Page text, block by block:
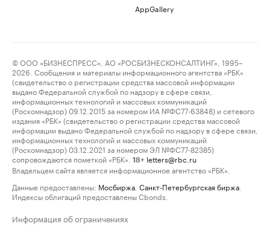
AppGallery
© ООО «БИЗНЕСПРЕСС», АО «РОСБИЗНЕСКОНСАЛТИНГ», 1995–
2026. Сообщения и материалы информационного агентства «РБК»
(свидетельство о регистрации средства массовой информации
выдано Федеральной службой по надзору в сфере связи,
информационных технологий и массовых коммуникаций
(Роскомнадзор) 09.12.2015 за номером ИА №ФС77-63848) и сетевого
издания «РБК» (свидетельство о регистрации средства массовой
информации выдано Федеральной службой по надзору в сфере связи,
информационных технологий и массовых коммуникаций
(Роскомнадзор) 03.12.2021 за номером ЭЛ №ФС77-82385)
сопровождаются пометкой «РБК».
18+ letters@rbc.ru
Владельцем сайта является информационное агентство «РБК».
Данные предоставлены: Мосбиржа Санкт-Петербургская биржа
Индексы облигаций предоставлены Cbonds.
Информация об ограничениях